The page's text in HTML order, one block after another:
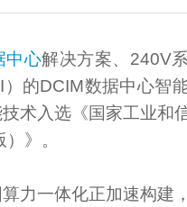
中心解决方案、240V
的DCIM数据中心智
术入选《国家工业和
》。
力一体化正加速构建